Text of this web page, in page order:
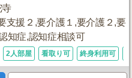
寺
支援２,要介護１,要介護２,要
知症,認知症相談可
2人部屋 看取り可 終身利用可